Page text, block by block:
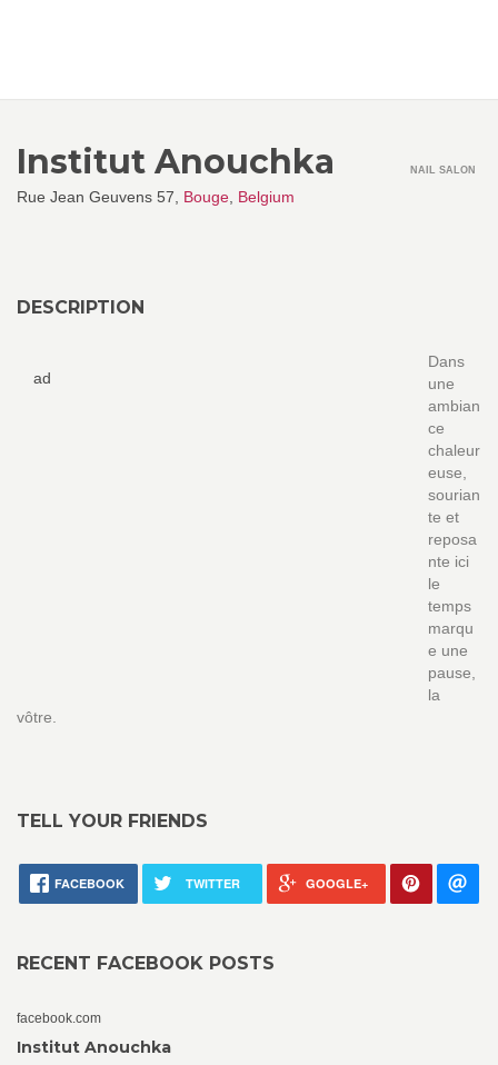
Institut Anouchka
Rue Jean Geuvens 57, Bouge Belgium
NAIL SALON
DESCRIPTION
ad
Dans
une
ambian
ce
chaleur
euse,
sourian
te et
reposa
nte ici
le
temps
marqu
e une
pause,
la
vôtre.
TELL YOUR FRIENDS
FACEBOOK TWITTER GOOGLE+
RECENT FACEBOOK POSTS
facebook.com
Institut Anouchka